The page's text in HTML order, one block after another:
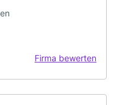
Firma bewerten